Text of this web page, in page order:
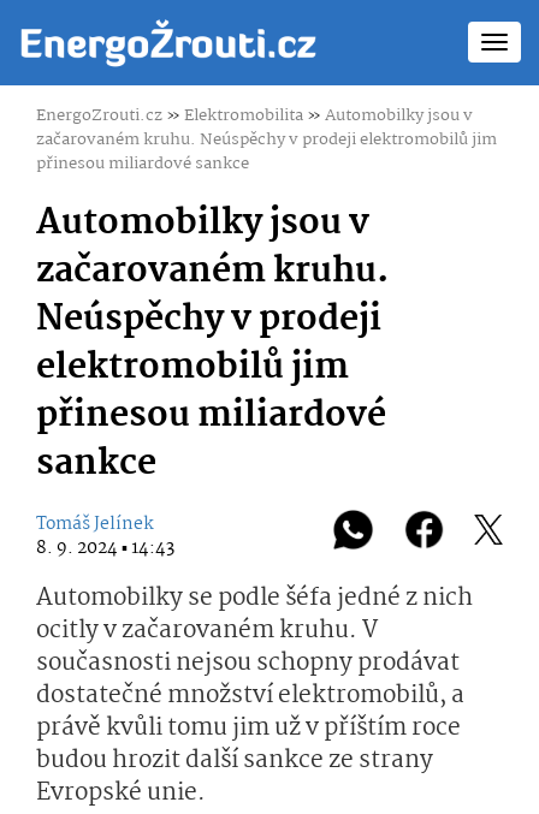
EnergoZrouti.cz»Elektromobilita»Automobilky jsou v
začarovaném kruhu. Neúspěchy v prodeji elektromobilů jim
přinesou miliardové sankce
Automobilky jsou v
začarovaném kruhu.
Neúspěchy v prodeji
elektromobilů jim
přinesou miliardové
sankce
Tomáš Jelínek
8. 9. 2024 ▪ 14:43
Automobilky se podle šéfa jedné z nich
ocitly v začarovaném kruhu. V
současnosti nejsou schopny prodávat
dostatečné množství elektromobilů, a
právě kvůli tomu jim už v příštím roce
budou hrozit další sankce ze strany
Evropské unie.